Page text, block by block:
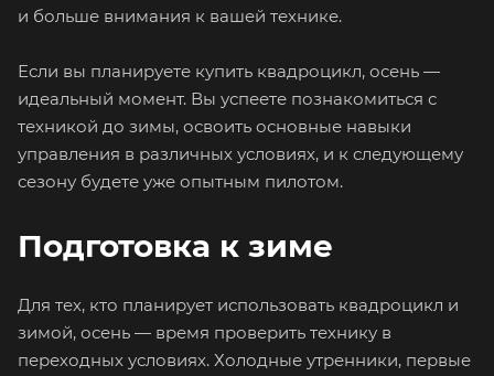
и больше внимания к вашей технике.
Если вы планируете купить квадроцикл, осень —
идеальный момент. Вы успеете познакомиться с
техникой до зимы, освоить основные навыки
управления в различных условиях, и к следующему
сезону будете уже опытным пилотом.
Подготовка к зиме
Для тех, кто планирует использовать квадроцикл и
зимой, осень — время проверить технику в
переходных условиях. Холодные утренники, первые